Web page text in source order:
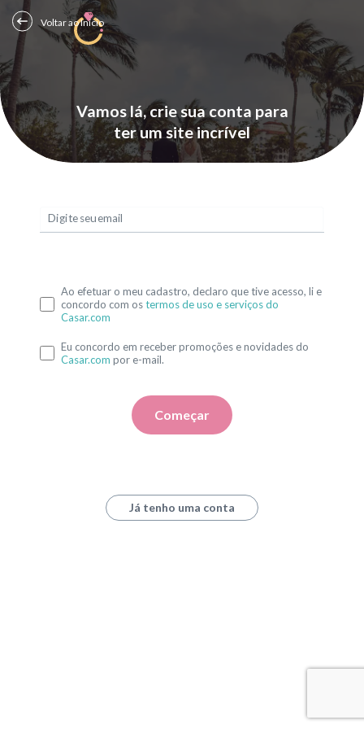
Vamos lá, crie sua conta para
ter um site incrível
Voltar ao Início
Digite seu email
Ao efetuar o meu cadastro, declaro que tive acesso, li e
concordo com ostermos de uso e serviços do
Casar.com
Eu concordo em receber promoções e novidades do
Casar.com por e-mail.
Começar
Já tenho uma conta